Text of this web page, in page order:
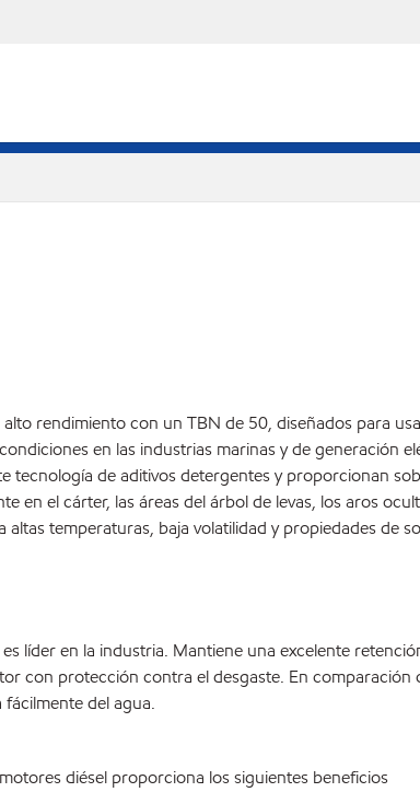
rendimiento con un TBN de 50, diseñados para
en las industrias marinas y de generación
de aditivos detergentes y proporcionan
en el cárter, las áreas del árbol de levas, los aros
temperaturas, baja volatilidad y propiedades
líder en la industria. Mantiene una excelente
con protección contra el desgaste. En
del agua.
diésel proporciona los siguientes beneficios